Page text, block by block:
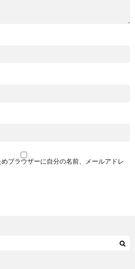
ブラウザーに自分の名前、メールアドレ